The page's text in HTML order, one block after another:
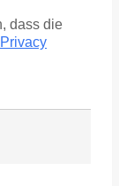
dass die
Privacy